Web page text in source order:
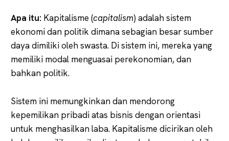
Apa itu: Kapitalisme (capitalism) adalah sistem
ekonomi dan politik dimana sebagian besar sumber
daya dimiliki oleh swasta. Di sistem ini, mereka yang
memiliki modal menguasai perekonomian, dan
bahkan politik.
Sistem ini memungkinkan dan mendorong
kepemilikan pribadi atas bisnis dengan orientasi
untuk menghasilkan laba. Kapitalisme dicirikan oleh